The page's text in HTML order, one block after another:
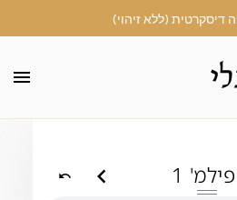
דיסקרטית (ללא זיהוי)